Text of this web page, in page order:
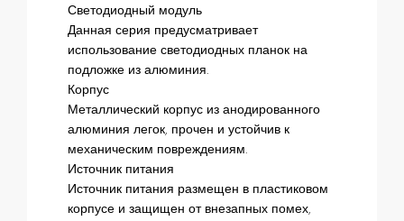
Светодиодный модуль
Данная серия предусматривает
использование светодиодных планок на
подложке из алюминия.
Корпус
Металлический корпус из анодированного
алюминия легок, прочен и устойчив к
механическим повреждениям.
Источник питания
Источник питания размещен в пластиковом
корпусе и защищен от внезапных помех,